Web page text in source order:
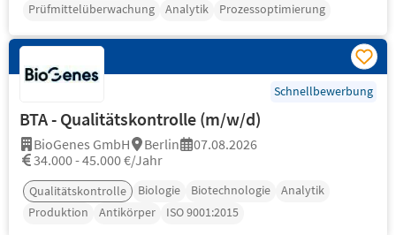
Prüfmittelüberwachung
Analytik Prozessoptimierung
Schnellbewerbung
BTA - Qualitätskontrolle (m/w/d)
BioGenes GmbH Berlin
07.08.2026
34.000 - 45.000 €/Jahr
Qualitätskontrolle Biologie Biotechnologie
Analytik
Produktion
Antikörper ISO 9001:2015